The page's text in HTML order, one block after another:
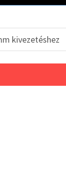
kivezetéshez